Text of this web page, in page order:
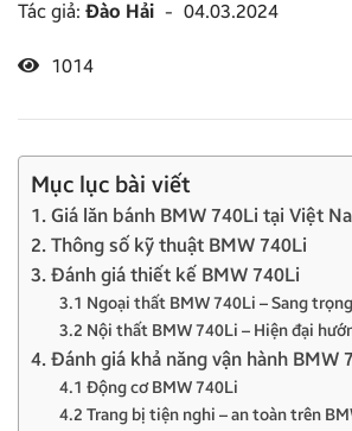
Tác giả: Đào Hải - 04.03.2024
1014
Mục lục bài viết
1. Giá lăn bánh BMW 740Li tại Việt
2. Thông số kỹ thuật BMW 740Li
3. Đánh giá thiết kế BMW 740Li
3.1 Ngoại thất BMW 740Li – Sang
3.2 Nội thất BMW 740Li – Hiện đại
4. Đánh giá khả năng vận hành BMW
4.1 Động cơ BMW 740Li
4.2 Trang bị tiện nghi – an toàn trên